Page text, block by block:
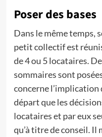
Poser des bases
Dans le même temps,
petit collectif est
de 4 ou 5 locataires.
sommaires sont
concerne l’implication
départ que les
locataires et par eux
qu’à titre de conseil.